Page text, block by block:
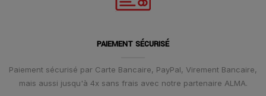
PAIEMENT SÉCURISÉ
Paiement sécurisé par Carte Bancaire, PayPal, Virement Bancaire,
mais aussi jusqu'à 4x sans frais avec notre partenaire ALMA.